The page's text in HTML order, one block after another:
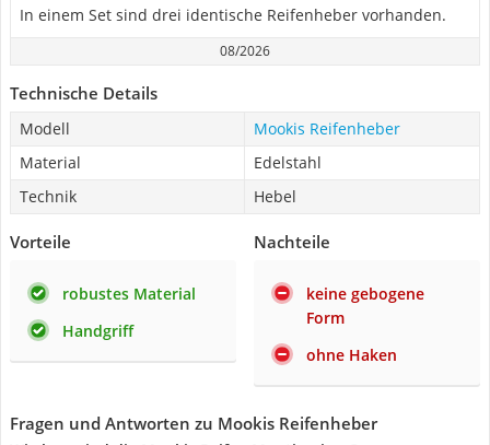
In einem Set sind drei identische Reifenheber vorhanden.
08/2026
Technische Details
Modell
Mookis Reifenheber
Material
Edelstahl
Technik
Hebel
Vorteile
robustes Material
Handgriff
Nachteile
keine gebogene
Form
ohne Haken
Fragen und Antworten zu Mookis Reifenheber